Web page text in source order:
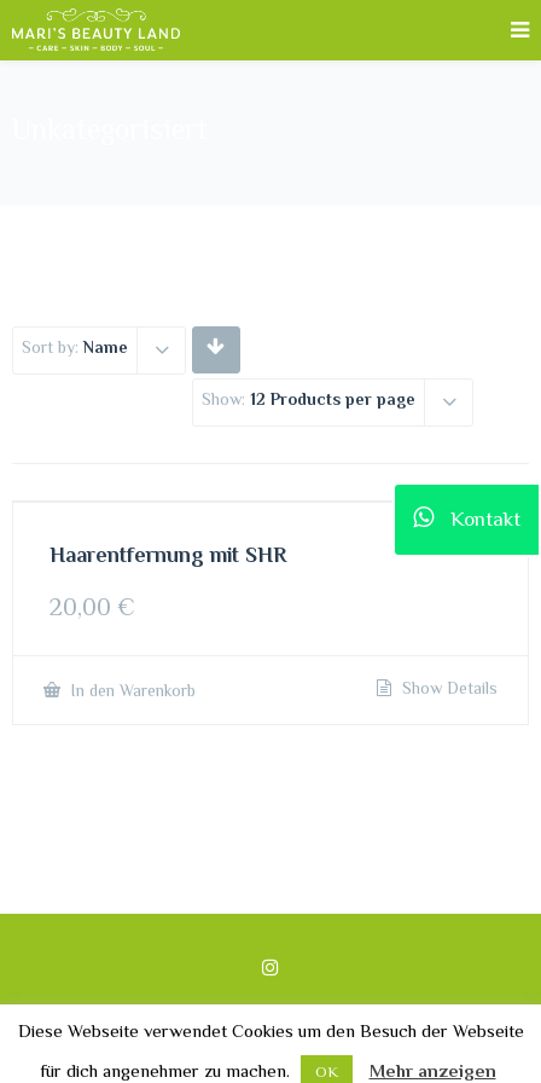
Sort by:Name
Show: 12 Products per page
Haarentfernung mit SHR
20,00 €
In den Warenkorb Show Details
Kontakt
Copyright 2022 | Maris Beauty Land
Datenschutz
Diese Webseite verwendet Cookies um den Besuch der Webseite
für dich angenehmer zu machen.
OK Mehr anzeigen